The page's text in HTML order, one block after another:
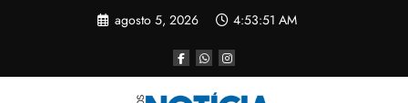
agosto 5, 2026 4:53:52 AM